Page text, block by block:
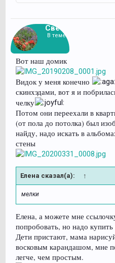
Света
В теме
Вот наш домик
Видок у меня конечно
скинхэдами, вот я и
челку
Потом они переехали в
(от пола до потолка) был
найду, надо искать в
стены
Елена сказал(а): ↑
мелки
Елена, а можете мне
попробовать, но надо
Дети пристают, мама
восковым карандашом, мне
легче, чем простым.